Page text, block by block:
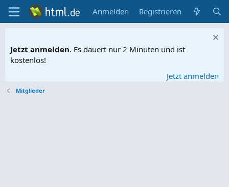
Anmelden Registrieren
Jetzt anmelden. Es dauert nur 2 Minuten und ist
kostenlos!
Jetzt anmelden
Mitglieder